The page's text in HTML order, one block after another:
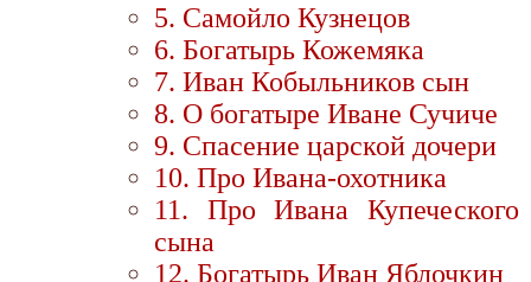
5. Самойло Кузнецов
6. Богатырь Кожемяка
7. Иван Кобыльников сын
8. О богатыре Иване Сучиче
9. Спасение царской дочери
10. Про Ивана-охотника
11. Про Ивана Купеческого
сына
12. Богатырь Иван Яблочкин